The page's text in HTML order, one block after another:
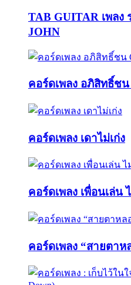
TAB GUITAR เพล
JOHN
คอร์ดเพลง อภิสิทธิ์ช
คอร์ดเพลง เดาไม่เก่ง
คอร์ดเพลง เพื่อนเล่น
คอร์ดเพลง “สายตา